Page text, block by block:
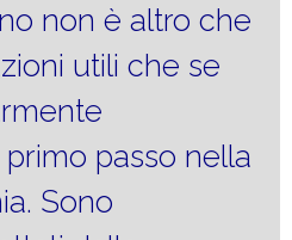
non è altro che
utili che se
passo nella
Sono